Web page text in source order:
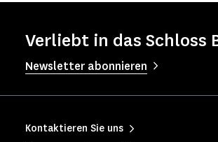
Verliebt in das Schloss
Newsletter abonnieren
Kontaktieren Sie uns